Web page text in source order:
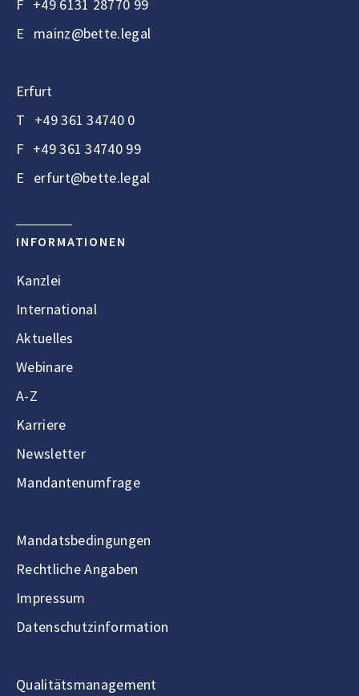
F +49 6131 28770 99
E mainz@bette.legal
Erfurt
T +49 361 34740 0
F +49 361 34740 99
E erfurt@bette.legal
INFORMATIONEN
Kanzlei
International
Aktuelles
Webinare
A-Z
Karriere
Newsletter
Mandantenumfrage
Mandatsbedingungen
Rechtliche Angaben
Impressum
Datenschutzinformation
Qualitätsmanagement